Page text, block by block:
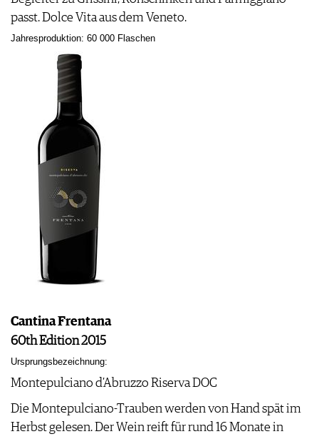
passt. Dolce Vita aus dem Veneto.
Jahresproduktion: 60 000 Flaschen
Cantina Frentana
60th Edition 2015
Ursprungsbezeichnung:
Montepulciano d’Abruzzo Riserva DOC
Die Montepulciano-Trauben werden von Hand spät im
Herbst gelesen. Der Wein reift für rund 16 Monate in